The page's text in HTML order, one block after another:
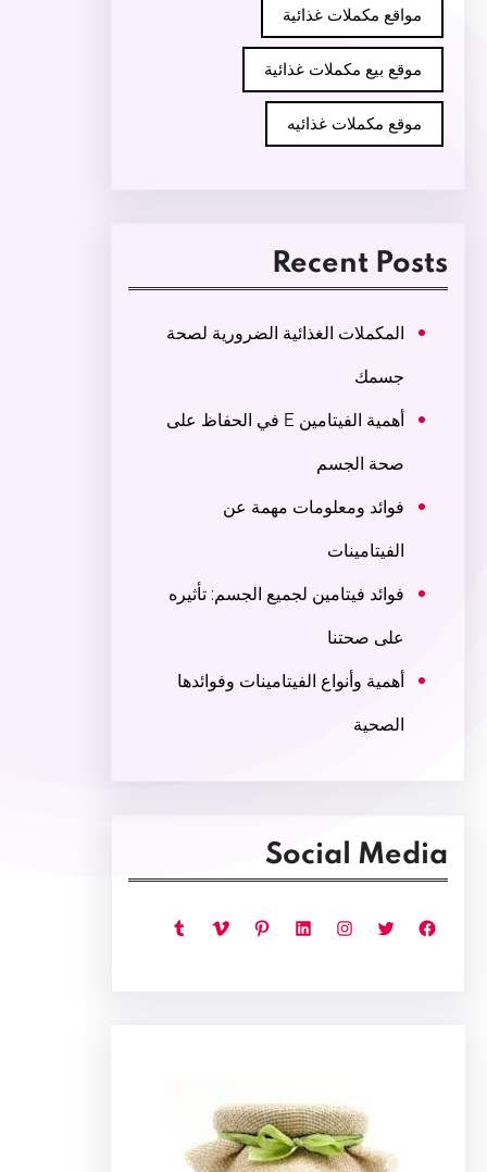
مواقع مكملات غذائية
موقع بيع مكملات غذائية
موقع مكملات غذائيه
Recent Posts
المكملات الغذائية الضرورية لصحة
جسمك
أهمية الفيتامين E في الحفاظ على
صحة الجسم
فوائد ومعلومات مهمة عن
الفيتامينات
فوائد فيتامين لجميع الجسم: تأثيره
على صحتنا
أهمية وأنواع الفيتامينات وفوائدها
الصحية
Social Media
فيسبوك تويتر إنستجرام لينكد إن بينتريست فيميو تمبلر